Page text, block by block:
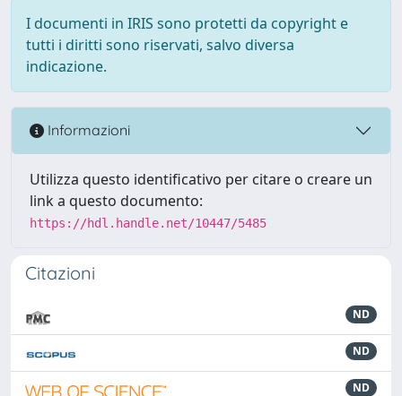
I documenti in IRIS sono protetti da copyright e
tutti i diritti sono riservati, salvo diversa
indicazione.
Informazioni
Utilizza questo identificativo per citare o creare un
link a questo documento:
https://hdl.handle.net/10447/5485
Citazioni
ND
ND
ND